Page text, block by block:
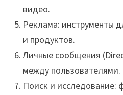
видео.
Реклама: инструменты
и продуктов.
Личные сообщения
между пользователями.
Поиск и исследование: